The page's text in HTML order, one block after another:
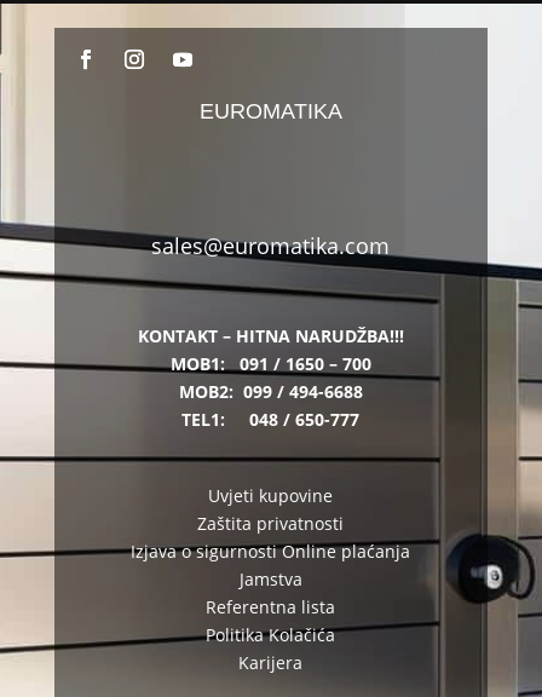
EUROMATIKA
sales@euromatika.com
KONTAKT – HITNA NARUDŽBA!!!
MOB1:091 / 1650 – 700
MOB2: 099 / 494-6688
TEL1:048 / 650-777
Uvjeti kupovine
Zaštita privatnosti
Izjava o sigurnosti Online plaćanja
Jamstva
Referentna lista
Politika Kolačića
Karijera